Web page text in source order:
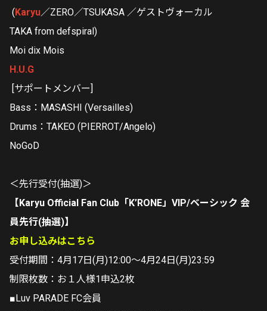
( Karyu／ZERO／TSUKASA ／ゲストヴォーカル
TAKA from defspiral)
Moi dix Mois
H.U.G
[サポートメンバー]
Bass：MASASHI (Versailles)
Drums：TAKEO (PIERROT/Angelo)
NoGoD
＜先行受付(抽選)＞
【Karyu Official Fan Club「K’RONE」VIP/ベーシック 会
員先行(抽選)】
お申し込みはこちら
受付期間：4月17日(月)12:00～4月24日(月)23:59
制限枚数：お１人様1申込2枚
■Luv PARADE FC会員